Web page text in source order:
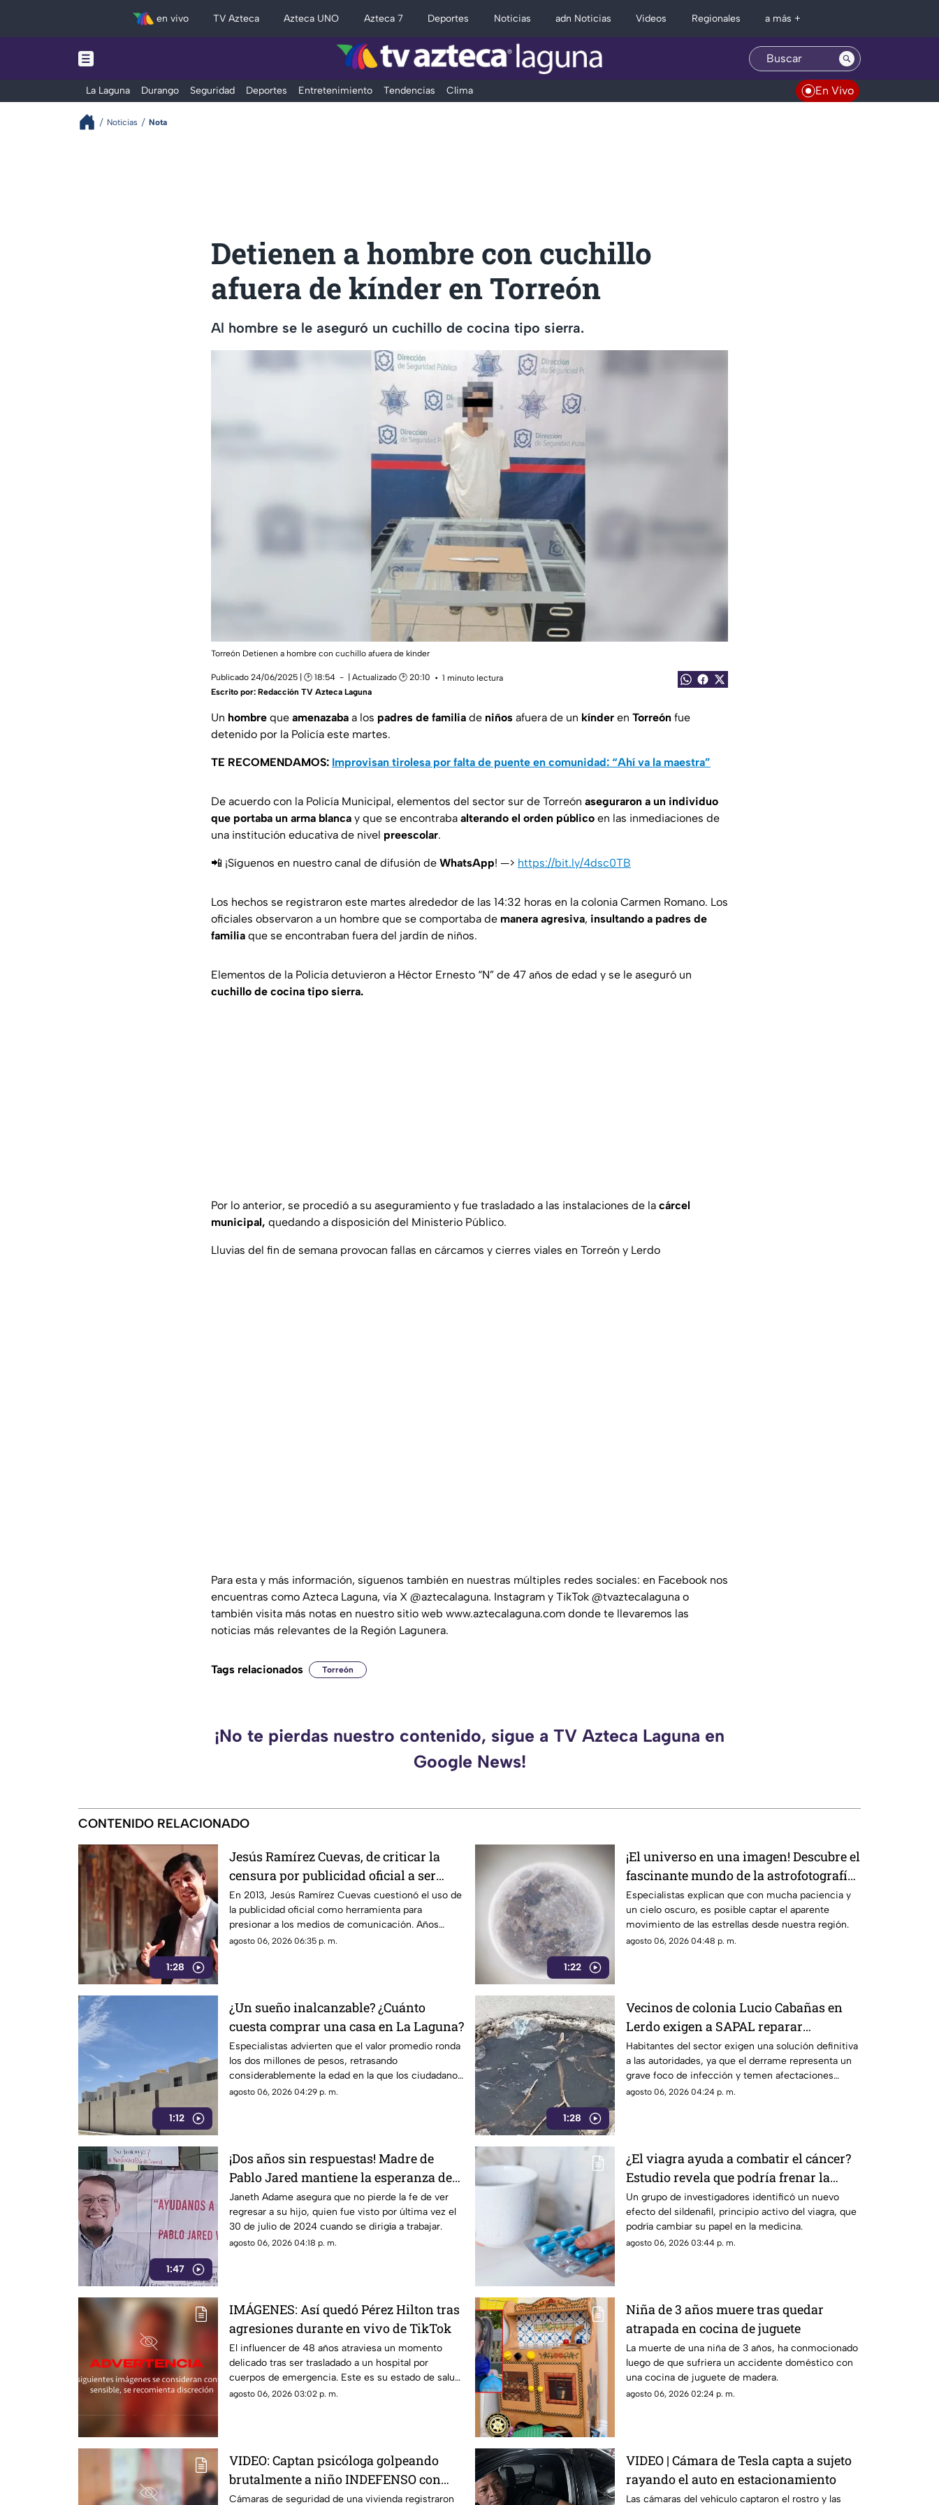
en vivo TV Azteca Azteca UNO Azteca 7 Deportes Noticias adn Noticias Videos Regionales a más +
La Laguna Durango Seguridad Deportes Entretenimiento Tendencias Clima En Vivo
Noticias Nota
Detienen a hombre con cuchillo
afuera de kínder en Torreón
Al hombre se le aseguró un cuchillo de cocina tipo sierra.
Torreón Detienen a hombre con cuchillo afuera de kínder
Publicado 24/06/2025 | 🕑 18:54 | Actualizado 🕑 20:10
1 minuto lectura
Escrito por: Redacción TV Azteca Laguna
Un hombre que amenazaba a los padres de familia de niños afuera de un kínder en Torreón fue
detenido por la Policía este martes.
TE RECOMENDAMOS: Improvisan tirolesa por falta de puente en comunidad: “Ahí va la maestra”
De acuerdo con la Policía Municipal, elementos del sector sur de Torreón aseguraron a un individuo
que portaba un arma blanca y que se encontraba alterando el orden público en las inmediaciones de
una institución educativa de nivel preescolar.
📲 ¡Síguenos en nuestro canal de difusión de WhatsApp! —> https://bit.ly/4dsc0TB
Los hechos se registraron este martes alrededor de las 14:32 horas en la colonia Carmen Romano. Los
oficiales observaron a un hombre que se comportaba de manera agresiva, insultando a padres de
familia que se encontraban fuera del jardín de niños.
Elementos de la Policía detuvieron a Héctor Ernesto “N” de 47 años de edad y se le aseguró un
cuchillo de cocina tipo sierra.
Por lo anterior, se procedió a su aseguramiento y fue trasladado a las instalaciones de la cárcel
municipal, quedando a disposición del Ministerio Público.
Lluvias del fin de semana provocan fallas en cárcamos y cierres viales en Torreón y Lerdo
Para esta y más información, síguenos también en nuestras múltiples redes sociales: en Facebook nos
encuentras como Azteca Laguna, vía X @aztecalaguna. Instagram y TikTok @tvaztecalaguna o
también visita más notas en nuestro sitio web www.aztecalaguna.com donde te llevaremos las
noticias más relevantes de la Región Lagunera.
Tags relacionados Torreón
¡No te pierdas nuestro contenido, sigue a TV Azteca Laguna en
Google News!
CONTENIDO RELACIONADO
1:28
Jesús Ramírez Cuevas, de criticar la
censura por publicidad oficial a ser
señalado por estrategia de control
informativo
En 2013, Jesús Ramírez Cuevas cuestionó el uso de
la publicidad oficial como herramienta para
presionar a los medios de comunicación. Años
después, su papel dentro del gobierno ha reavivado
agosto 06, 2026 06:35 p. m.
1:22
¡El universo en una imagen! Descubre el
fascinante mundo de la astrofotografía
en La Laguna
Especialistas explican que con mucha paciencia y
un cielo oscuro, es posible captar el aparente
movimiento de las estrellas desde nuestra región.
agosto 06, 2026 04:48 p. m.
1:12
¿Un sueño inalcanzable? ¿Cuánto
cuesta comprar una casa en La Laguna?
Especialistas advierten que el valor promedio ronda
los dos millones de pesos, retrasando
considerablemente la edad en la que los ciudadanos
logran adquirir su patrimonio.
agosto 06, 2026 04:29 p. m.
1:28
Vecinos de colonia Lucio Cabañas en
Lerdo exigen a SAPAL reparar
constante brote de aguas negras
Habitantes del sector exigen una solución definitiva
a las autoridades, ya que el derrame representa un
grave foco de infección y temen afectaciones
estructurales.
agosto 06, 2026 04:24 p. m.
1:47
¡Dos años sin respuestas! Madre de
Pablo Jared mantiene la esperanza de
encontrarlo con vida
Janeth Adame asegura que no pierde la fe de ver
regresar a su hijo, quien fue visto por última vez el
30 de julio de 2024 cuando se dirigía a trabajar.
agosto 06, 2026 04:18 p. m.
¿El viagra ayuda a combatir el cáncer?
Estudio revela que podría frenar la
metástasis
Un grupo de investigadores identificó un nuevo
efecto del sildenafil, principio activo del viagra, que
podría cambiar su papel en la medicina.
agosto 06, 2026 03:44 p. m.
IMÁGENES: Así quedó Pérez Hilton tras
agresiones durante en vivo de TikTok
El influencer de 48 años atraviesa un momento
delicado tras ser trasladado a un hospital por
cuerpos de emergencia. Este es su estado de salud
y los problemas que enfrentaba.
agosto 06, 2026 03:02 p. m.
Niña de 3 años muere tras quedar
atrapada en cocina de juguete
La muerte de una niña de 3 años, ha conmocionado
luego de que sufriera un accidente doméstico con
una cocina de juguete de madera.
agosto 06, 2026 02:24 p. m.
VIDEO: Captan psicóloga golpeando
brutalmente a niño INDEFENSO con
autismo y epilepsia
Cámaras de seguridad de una vivienda registraron
VIDEO | Cámara de Tesla capta a sujeto
rayando el auto en estacionamiento
Las cámaras del vehículo captaron el rostro y las